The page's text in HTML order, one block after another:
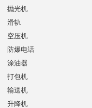
抛光机
滑轨
空压机
防爆电话
涂油器
打包机
输送机
升降机